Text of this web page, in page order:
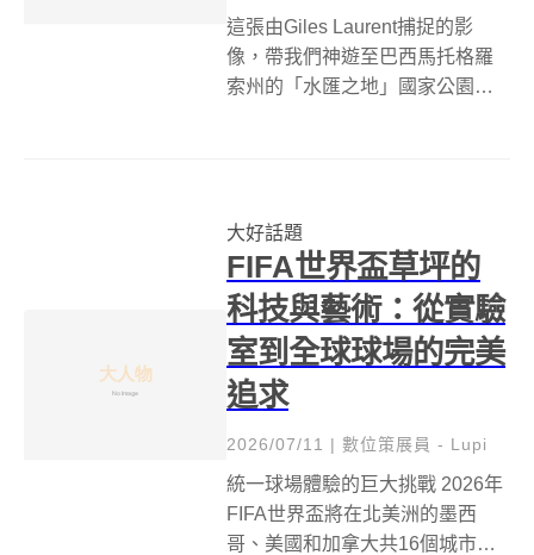
這張由Giles Laurent捕捉的影
像，帶我們神遊至巴西馬托格羅
索州的「水匯之地」國家公園
大好話題
FIFA世界盃草坪的
科技與藝術：從實驗
室到全球球場的完美
追求
2026/07/11 | 數位策展員 - Lupi
統一球場體驗的巨大挑戰 2026年
FIFA世界盃將在北美洲的墨西
哥、美國和加拿大共16個城市舉